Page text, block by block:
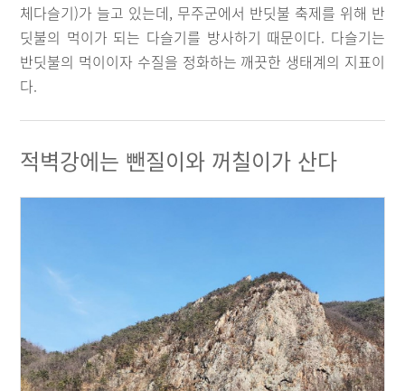
체다슬기)가 늘고 있는데, 무주군에서 반딧불 축제를 위해 반
딧불의 먹이가 되는 다슬기를 방사하기 때문이다. 다슬기는
반딧불의 먹이이자 수질을 정화하는 깨끗한 생태계의 지표이
다.
적벽강에는 뺀질이와 꺼칠이가 산다